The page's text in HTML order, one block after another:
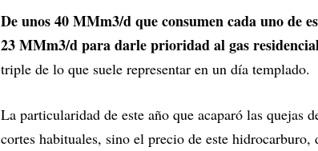
De unos 40 MMm3/d que consumen cada uno de
23 MMm3/d para darle prioridad al gas
triple de lo que suele representar en un día templado.
La particularidad de este año que acaparó las quejas
cortes habituales, sino el precio de este hidrocarburo,